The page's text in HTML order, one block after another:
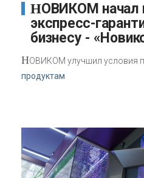
НОВИКОМ начал выдавать
экспресс-
бизнесу -
НОВИКОМ улучшил условия
продуктам